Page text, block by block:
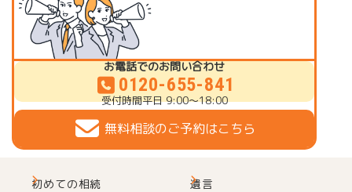
お電話でのお問い合わせ
0120-655-841
受付時間平日 9:00～18:00
無料相談のご予約はこちら
初めての相続
遺言